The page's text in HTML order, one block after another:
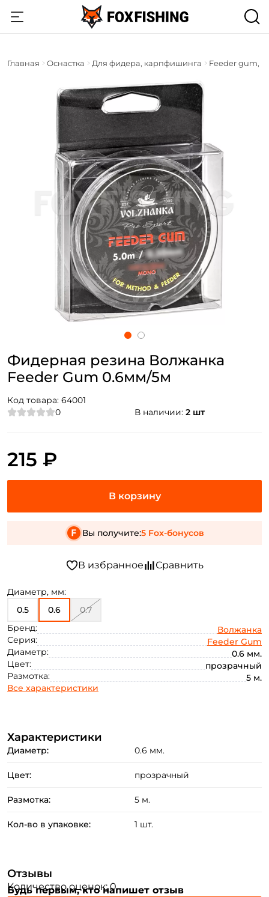
Главная Оснастка Для фидера, карпфишинга Feeder gum,
Фидерная резина Волжанка
Feeder Gum 0.6мм/5м
Код товара: 64001
0
В наличии: 2 шт
Диаметр, мм:
0.5
0.6
0.7
Бренд:
Волжанка
Серия:
Feeder Gum
Диаметр:
0.6 мм.
Цвет:
прозрачный
Размотка:
5 м.
Все характеристики
215 ₽
Вы получите:5 Fox-бонусов
Характеристики
Диаметр: 0.6 мм.
Цвет: прозрачный
Размотка: 5 м.
Кол-во в упаковке: 1 шт.
Отзывы
Количество оценок: 0
Будь первым, кто напишет отзыв
Создать аккаунт
Email: *